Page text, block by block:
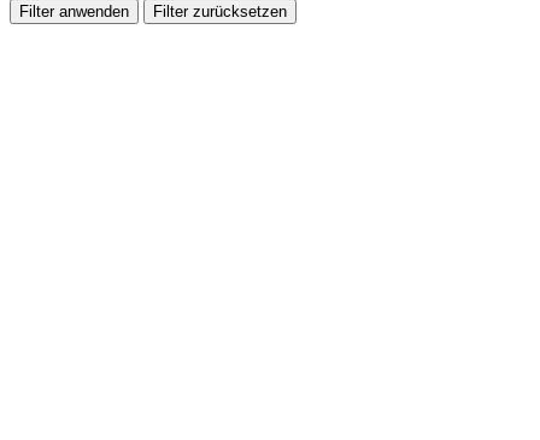
Filter anwenden Filter zurücksetzen